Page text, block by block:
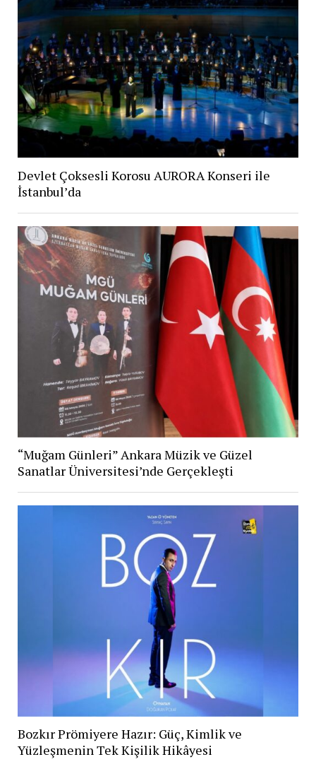
Devlet Çoksesli Korosu AURORA Konseri ile
İstanbul’da
“Muğam Günleri” Ankara Müzik ve Güzel
Sanatlar Üniversitesi’nde Gerçekleşti
Bozkır Prömiyere Hazır: Güç, Kimlik ve
Yüzleşmenin Tek Kişilik Hikâyesi